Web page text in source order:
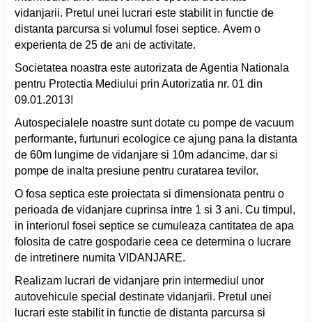
vidanjarii. Pretul unei lucrari este stabilit in functie de
distanta parcursa si volumul fosei septice. Avem o
experienta de 25 de ani de activitate.
Societatea noastra este autorizata de Agentia Nationala
pentru Protectia Mediului prin Autorizatia nr. 01 din
09.01.2013!
Autospecialele noastre sunt dotate cu pompe de vacuum
performante, furtunuri ecologice ce ajung pana la distanta
de 60m lungime de vidanjare si 10m adancime, dar si
pompe de inalta presiune pentru curatarea tevilor.
O fosa septica este proiectata si dimensionata pentru o
perioada de vidanjare cuprinsa intre 1 si 3 ani. Cu timpul,
in interiorul fosei septice se cumuleaza cantitatea de apa
folosita de catre gospodarie ceea ce determina o lucrare
de intretinere numita VIDANJARE.
Realizam lucrari de vidanjare prin intermediul unor
autovehicule special destinate vidanjarii. Pretul unei
lucrari este stabilit in functie de distanta parcursa si